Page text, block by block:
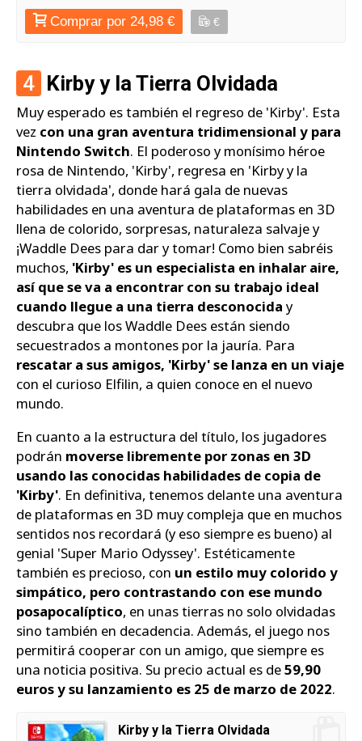
Comprar por 24,98 € €
4 Kirby y la Tierra Olvidada
Muy esperado es también el regreso de 'Kirby'. Esta
vez con una gran aventura tridimensional y para
Nintendo Switch. El poderoso y monísimo héroe
rosa de Nintendo, 'Kirby', regresa en 'Kirby y la
tierra olvidada', donde hará gala de nuevas
habilidades en una aventura de plataformas en 3D
llena de colorido, sorpresas, naturaleza salvaje y
¡Waddle Dees para dar y tomar! Como bien sabréis
muchos, 'Kirby' es un especialista en inhalar aire,
así que se va a encontrar con su trabajo ideal
cuando llegue a una tierra desconocida y
descubra que los Waddle Dees están siendo
secuestrados a montones por la jauría. Para
rescatar a sus amigos, 'Kirby' se lanza en un viaje
con el curioso Elfilin, a quien conoce en el nuevo
mundo.
En cuanto a la estructura del título, los jugadores
podrán moverse libremente por zonas en 3D
usando las conocidas habilidades de copia de
'Kirby'. En definitiva, tenemos delante una aventura
de plataformas en 3D muy compleja que en muchos
sentidos nos recordará (y eso siempre es bueno) al
genial 'Super Mario Odyssey'. Estéticamente
también es precioso, con un estilo muy colorido y
simpático, pero contrastando con ese mundo
posapocalíptico, en unas tierras no solo olvidadas
sino también en decadencia. Además, el juego nos
permitirá cooperar con un amigo, que siempre es
una noticia positiva. Su precio actual es de59,90
euros y su lanzamiento es 25 de marzo de 2022.
Kirby y la Tierra Olvidada